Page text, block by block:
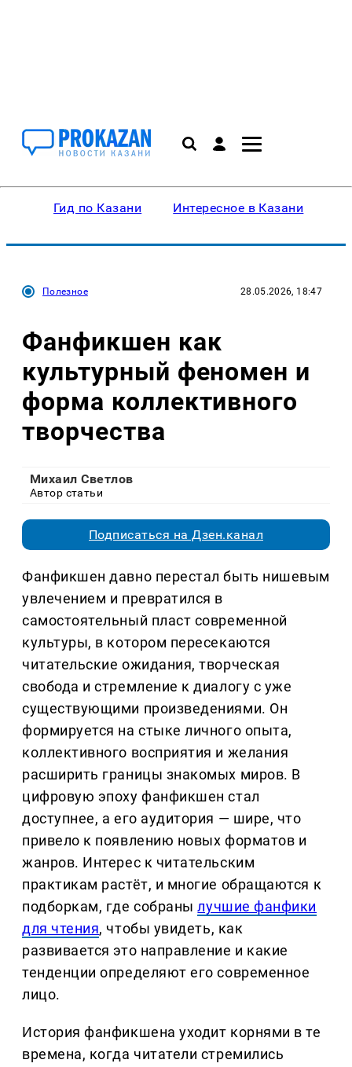
Гид по Казани Интересное в Казани
Полезное 28.05.2026, 18:47
Фанфикшен как
культурный феномен и
форма коллективного
творчества
Михаил Светлов
Автор статьи
Подписаться на Дзен.канал
Фанфикшен давно перестал быть нишевым
увлечением и превратился в
самостоятельный пласт современной
культуры, в котором пересекаются
читательские ожидания, творческая
свобода и стремление к диалогу с уже
существующими произведениями. Он
формируется на стыке личного опыта,
коллективного восприятия и желания
расширить границы знакомых миров. В
цифровую эпоху фанфикшен стал
доступнее, а его аудитория — шире, что
привело к появлению новых форматов и
жанров. Интерес к читательским
практикам растёт, и многие обращаются к
подборкам, где собранылучшие фанфики
для чтения, чтобы увидеть, как
развивается это направление и какие
тенденции определяют его современное
лицо.
История фанфикшена уходит корнями в те
времена, когда читатели стремились